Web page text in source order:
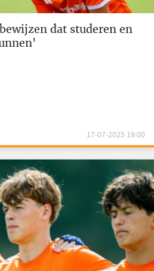
dat studeren en
17-07-2025 19:00